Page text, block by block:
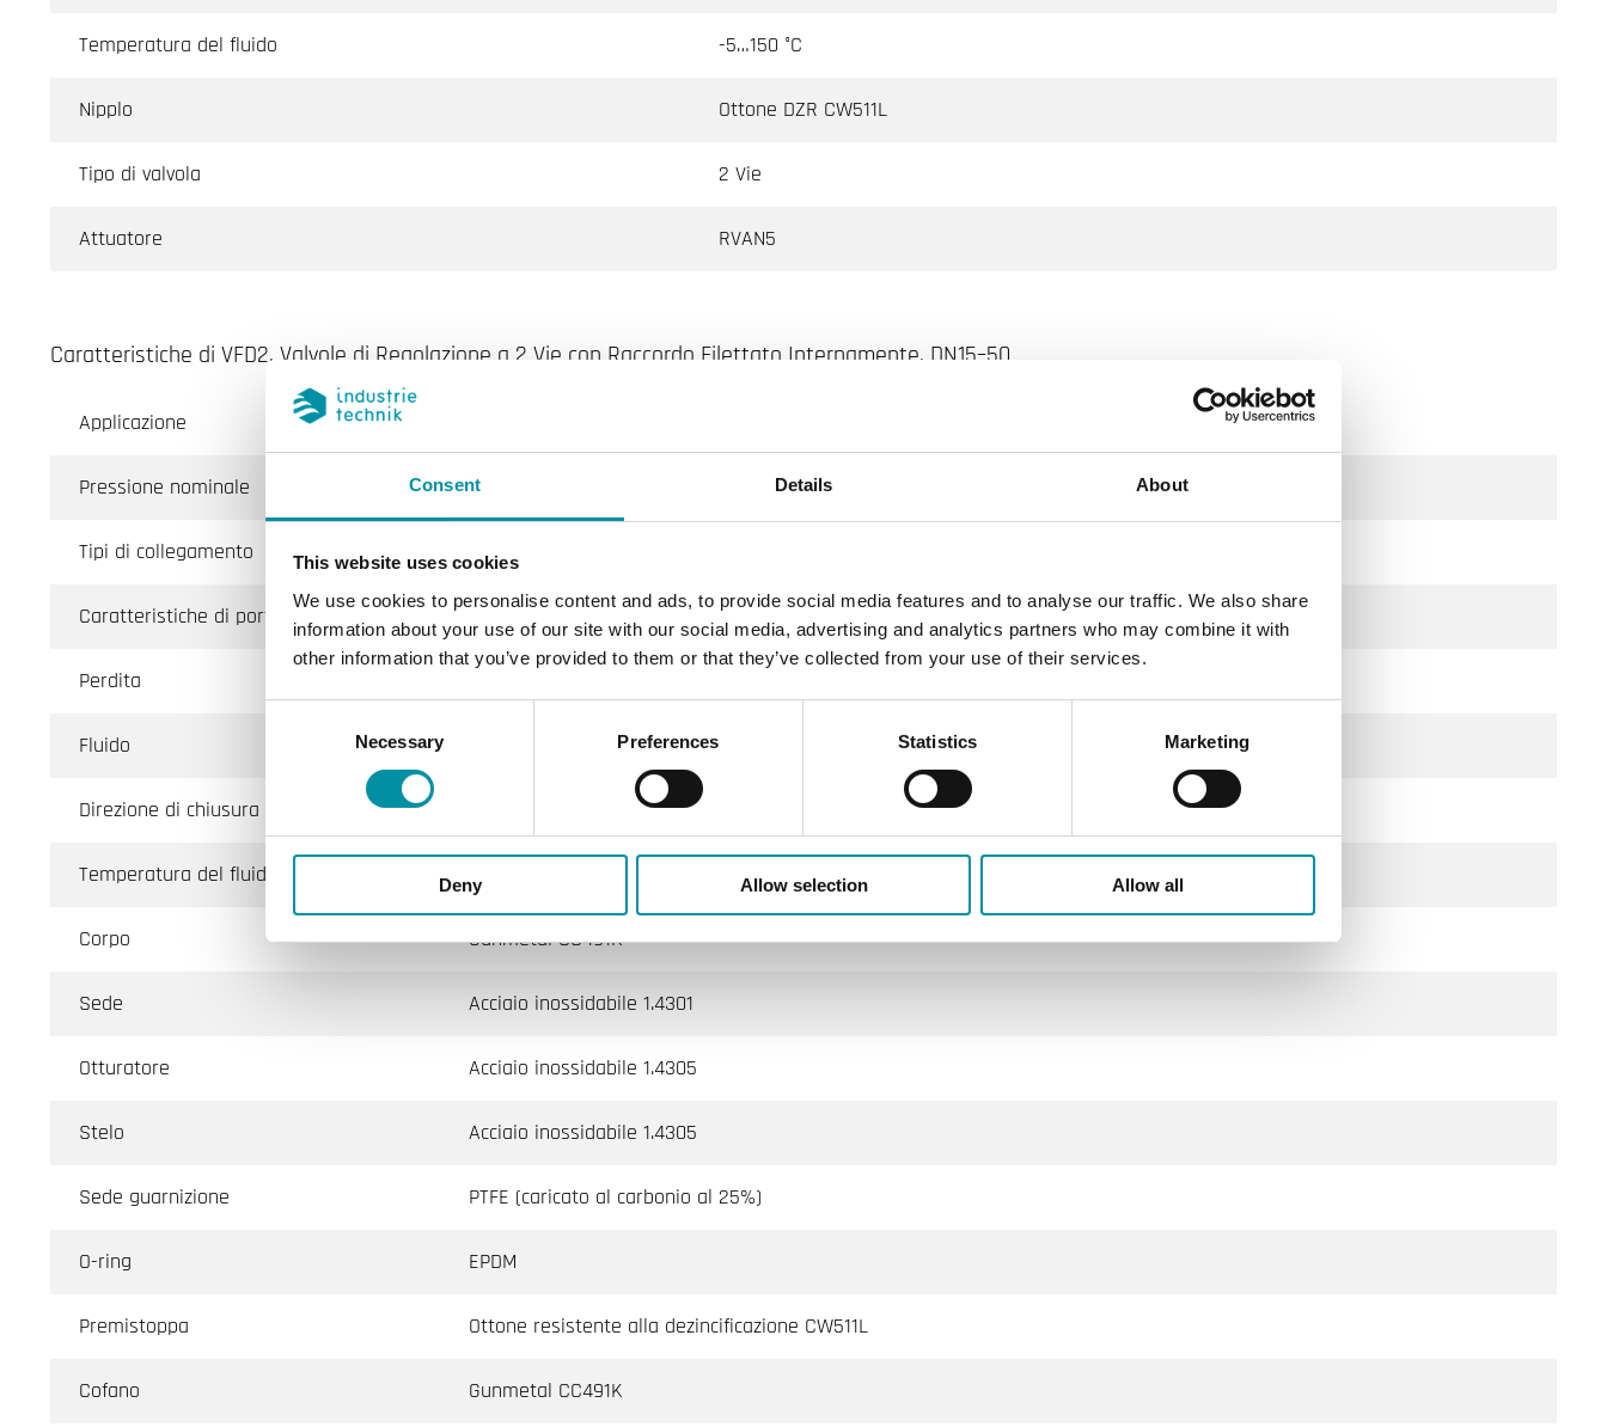
Consent Details About
This website uses cookies
We use cookies to personalise content and ads, to provide social media features and to analyse our traffic. We also share
information about your use of our site with our social media, advertising and analytics partners who may combine it with
other information that you’ve provided to them or that they’ve collected from your use of their services.
Necessary Preferences Statistics Marketing
Deny Allow selection Allow all
Temperatura del fluido -5…150 °C
Nipplo Ottone DZR CW511L
Tipo di valvola 2 Vie
Attuatore RVAN5
Caratteristiche di VFD2, Valvole di Regolazione a 2 Vie con Raccordo Filettato Internamente, DN15–50
Applicazione
Pressione nominale PN16
Tipi di collegamento BSP filettato esternamente according to ISO 228/1
Caratteristiche di portata Equipercentuale
Perdita
Fluido Acqua calda, Acqua miscelata con glicole (max. 50% glicole)
Direzione di chiusura Quando lo stelo viene spinto verso l'interno
Temperatura del fluido
Corpo Gunmetal CC491K
Sede Acciaio inossidabile 1.4301
Otturatore Acciaio inossidabile 1.4305
Stelo Acciaio inossidabile 1.4305
Sede guarnizione PTFE (caricato al carbonio al 25%)
O-ring EPDM
Premistoppa Ottone resistente alla dezincificazione CW511L
Cofano Gunmetal CC491K